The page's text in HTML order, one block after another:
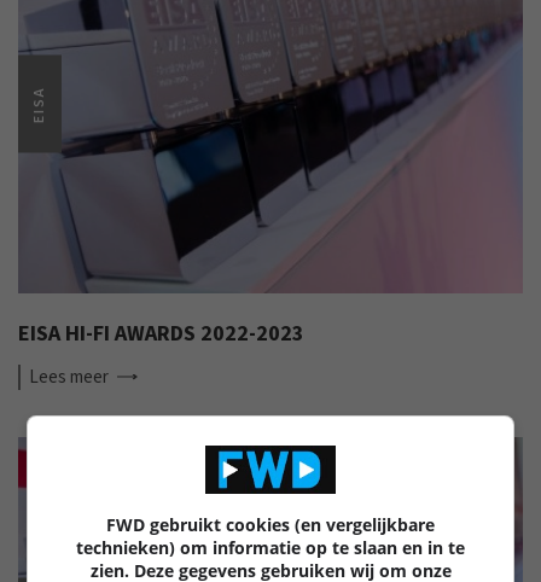
EISA
EISA HI-FI AWARDS 2022-2023
Lees meer
FWD gebruikt cookies (en vergelijkbare
technieken) om informatie op te slaan en in te
zien. Deze gegevens gebruiken wij om onze